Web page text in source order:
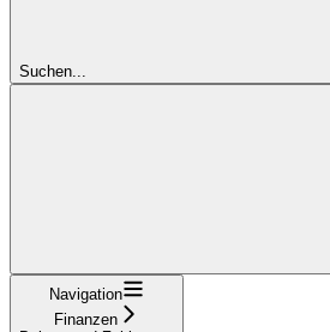
Suchen...
Navigation
Finanzen